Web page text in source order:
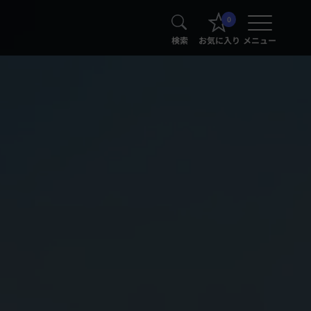
検索
0
お気に入り メニュー